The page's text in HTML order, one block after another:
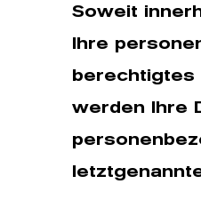
Soweit
Ihre
berechtigtes
werden Ihre